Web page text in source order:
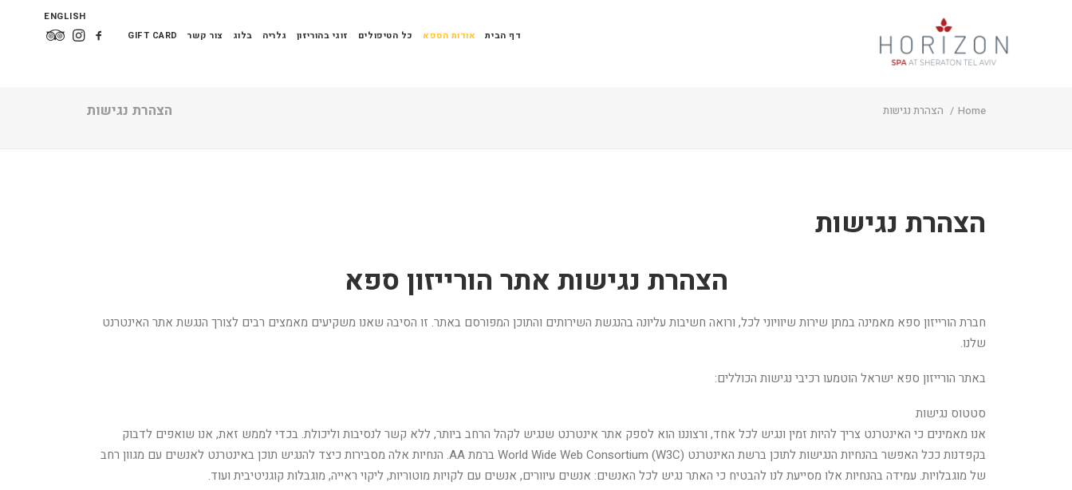
דף הבית אודות הספא כל הטיפולים זוגי בהוריזון גלריה בלוג צור קשר GIFT CARD
ENGLISH
הצהרת נגישות Home הצהרת נגישות
הצהרת נגישות
הצהרת נגישות אתר הורייזון ספא
חברת הורייזון ספא מאמינה במתן שירות שיוויוני לכל, ורואה חשיבות עליונה בהנגשת השירותים והתוכן המפורסם באתר. זו הסיבה שאנו משקיעים מאמצים רבים לצורך הנגשת אתר האינטרנט
שלנו.
באתר הורייזון ספא ישראל הוטמעו רכיבי נגישות הכוללים:
סטטוס נגישות
אנו מאמינים כי האינטרנט צריך להיות זמין ונגיש לכל אחד, ורצוננו הוא לספק אתר אינטרנט שנגיש לקהל הרחב ביותר, ללא קשר לנסיבות וליכולת. בכדי לממש זאת, אנו שואפים לדבוק
בקפדנות ככל האפשר בהנחיות הנגישות לתוכן ברשת האינטרנט World Wide Web Consortium (W3C) ברמת AA. הנחיות אלה מסבירות כיצד להנגיש תוכן באינטרנט לאנשים עם מגוון רחב
של מוגבלויות. עמידה בהנחיות אלו מסייעת לנו להבטיח כי האתר נגיש לכל האנשים: אנשים עיוורים, אנשים עם לקויות מוטוריות, ליקוי ראייה, מוגבלות קוגניטיבית ועוד.